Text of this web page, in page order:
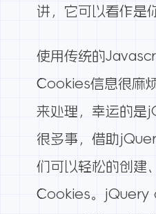
讲，它可以看作是
使用传统的
Cookies信息很麻
来处理，幸运的是
很多事，借助
们可以轻松的创建
Cookies。jQuery